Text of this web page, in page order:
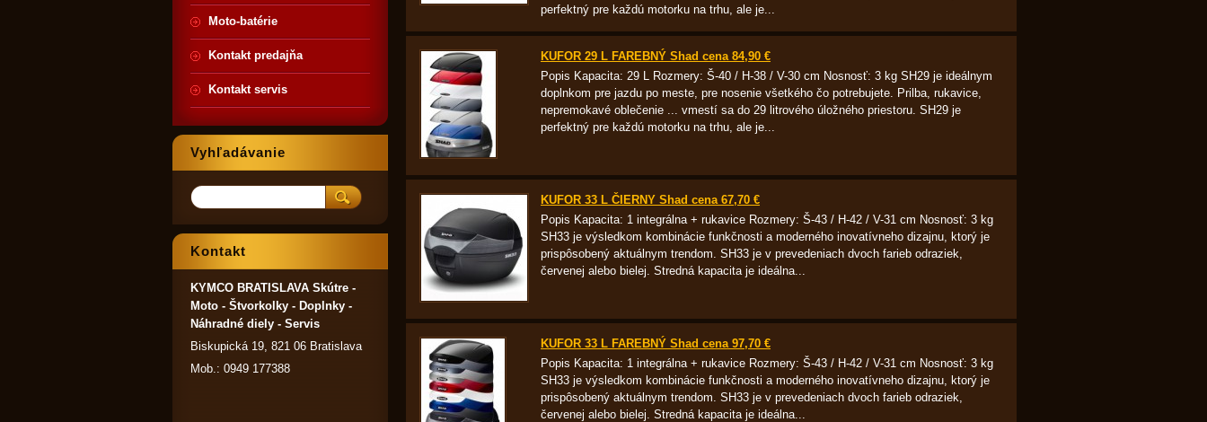
perfektný pre každú motorku na trhu, ale je...
KUFOR 29 L FAREBNÝ Shad cena 84,90 €
Popis Kapacita: 29 L Rozmery: Š-40 / H-38 / V-30 cm Nosnosť: 3 kg SH29 je ideálnym
doplnkom pre jazdu po meste, pre nosenie všetkého čo potrebujete. Prilba, rukavice,
nepremokavé oblečenie ... vmestí sa do 29 litrového úložného priestoru. SH29 je
perfektný pre každú motorku na trhu, ale je...
KUFOR 33 L ČIERNY Shad cena 67,70 €
Popis Kapacita: 1 integrálna + rukavice Rozmery: Š-43 / H-42 / V-31 cm Nosnosť: 3 kg
SH33 je výsledkom kombinácie funkčnosti a moderného inovatívneho dizajnu, ktorý je
prispôsobený aktuálnym trendom. SH33 je v prevedeniach dvoch farieb odraziek,
červenej alebo bielej. Stredná kapacita je ideálna...
KUFOR 33 L FAREBNÝ Shad cena 97,70 €
Popis Kapacita: 1 integrálna + rukavice Rozmery: Š-43 / H-42 / V-31 cm Nosnosť: 3 kg
SH33 je výsledkom kombinácie funkčnosti a moderného inovatívneho dizajnu, ktorý je
prispôsobený aktuálnym trendom. SH33 je v prevedeniach dvoch farieb odraziek,
červenej alebo bielej. Stredná kapacita je ideálna...
Moto-batérie
Kontakt predajňa
Kontakt servis
Vyhľadávanie
Kontakt
KYMCO BRATISLAVA Skútre -
Moto - Štvorkolky - Doplnky -
Náhradné diely - Servis
Biskupická 19, 821 06 Bratislava
Mob.: 0949 177388